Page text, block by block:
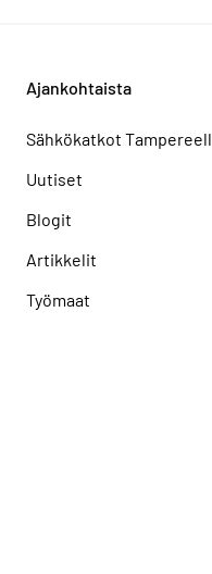
Ajankohtaista
Sähkökatkot
Uutiset
Blogit
Artikkelit
Työmaat